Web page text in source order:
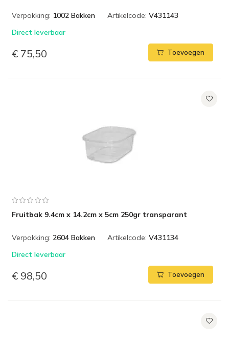
Verpakking: 1002 Bakken Artikelcode: V431143
Direct leverbaar
€ 75,50 Toevoegen
Fruitbak 9.4cm x 14.2cm x 5cm 250gr transparant
Verpakking: 2604 Bakken Artikelcode: V431134
Direct leverbaar
€ 98,50 Toevoegen